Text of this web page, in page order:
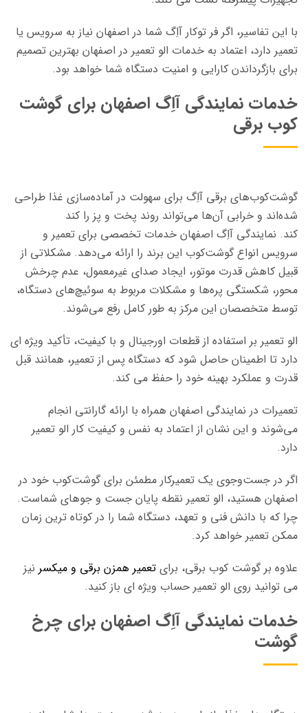
با این تفاسیر، اگر فر توکار آاِگ شما در اصفهان نیاز به سرویس یا
تعمیر دارد، اعتماد به خدمات الو تعمیر در اصفهان بهترین تصمیم
برای بازگرداندن کارایی و امنیت دستگاه شما خواهد بود.
خدمات نمایندگی آاِگ اصفهان برای گوشت
کوب برقی
گوشت‌کوب‌های برقی آاِگ برای سهولت در آماده‌سازی غذا طراحی
شده‌اند و خرابی آن‌ها می‌تواند روند پخت و پز را کند
کند. نمایندگی آاِگ اصفهان خدمات تخصصی برای تعمیر و
سرویس انواع گوشت‌کوب این برند را ارائه می‌دهد. مشکلاتی از
قبیل کاهش قدرت موتور، ایجاد صدای غیرمعمول، عدم چرخش
محور، شکستگی پره‌ها و مشکلات مربوط به سوئیچ‌های دستگاه،
توسط متخصصان این مرکز به طور کامل رفع می‌شوند.
الو تعمیر بر استفاده از قطعات اورجینال و با کیفیت، تأکید ویژه ای
دارد تا اطمینان حاصل شود که دستگاه پس از تعمیر، همانند قبل
قدرت و عملکرد بهینه خود را حفظ می کند.
تعمیرات در نمایندگی اصفهان همراه با ارائه گارانتی انجام
می‌شوند و این نشان از اعتماد به نفس و کیفیت کار الو تعمیر
دارد.
اگر در جست‌وجوی یک تعمیرکار مطمئن برای گوشت‌کوب خود در
اصفهان هستید، الو تعمیر نقطه پایان جست و جوهای شماست.
چرا که با دانش فنی و تعهد، دستگاه شما را در کوتاه ترین زمان
ممکن تعمیر خواهد کرد.
علاوه بر گوشت کوب برقی، برای تعمیر همزن برقی و میکسر نیز
می توانید روی الو تعمیر حساب ویژه ای باز کنید.
خدمات نمایندگی آاِگ اصفهان برای چرخ
گوشت